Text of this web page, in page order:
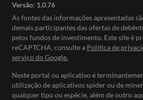
Versão: 1.0.76
As fontes das informações apresentadas
demais participantes das ofertas de
pelos fundos de investimento. Este site é
reCAPTCHA, consulte a Política de
serviço do Google.
Neste portal ou aplicativo é
utilização de aplicativos spider ou de
qualquer tipo ou espécie, além de outro